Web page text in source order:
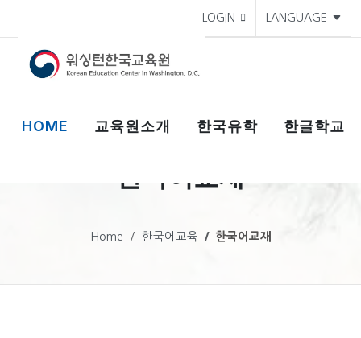
LOGIN LANGUAGE
HOME 교육원소개 한국유학 한글학교
한국어교재
Home 한국어교육 한국어교재